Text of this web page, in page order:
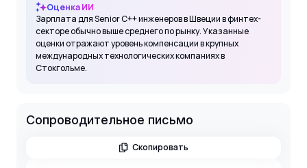
Оценка ИИ
Зарплата для Senior C++ инженеров в Швеции в финтех-
секторе обычно выше среднего по рынку. Указанные
оценки отражают уровень компенсации в крупных
международных технологических компаниях в
Стокгольме.
Сопроводительное письмо
Скопировать